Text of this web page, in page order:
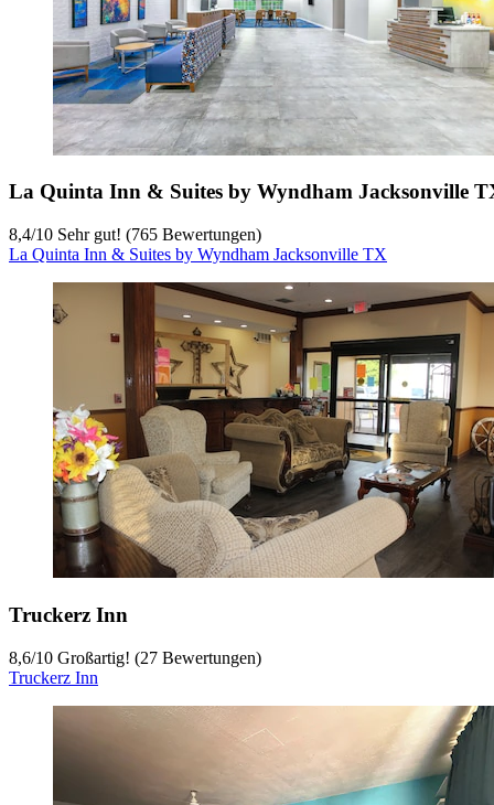
La Quinta Inn & Suites by Wyndham Jacksonville
8,4/10 Sehr gut! (765 Bewertungen)
La Quinta Inn & Suites by Wyndham Jacksonville TX
Truckerz Inn
8,6/10 Großartig! (27 Bewertungen)
Truckerz Inn